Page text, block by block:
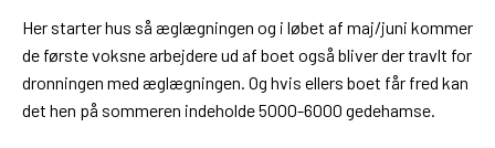
Her starter hus så æglægningen og i løbet af maj/juni kommer
de første voksne arbejdere ud af boet også bliver der travlt for
dronningen med æglægningen. Og hvis ellers boet får fred kan
det hen på sommeren indeholde 5000-6000 gedehamse.